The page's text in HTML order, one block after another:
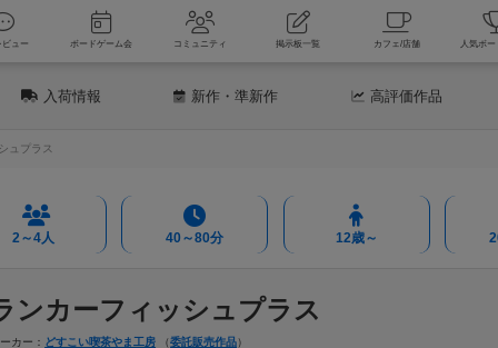
新着レビュー ボードゲーム会 コミュニティ 掲示板一覧 カフ
入荷情報 新作 ・準新作 高評価作品
ュプラス
2～4人 40～80分 12歳～
ンカーフィッシュプラス
カー： どすこい喫茶やま工房 （委託販売作品）